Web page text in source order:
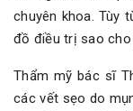
chuyên khoa. Tùy
đồ điều trị sao cho
Thẩm mỹ bác sĩ
các vết sẹo do